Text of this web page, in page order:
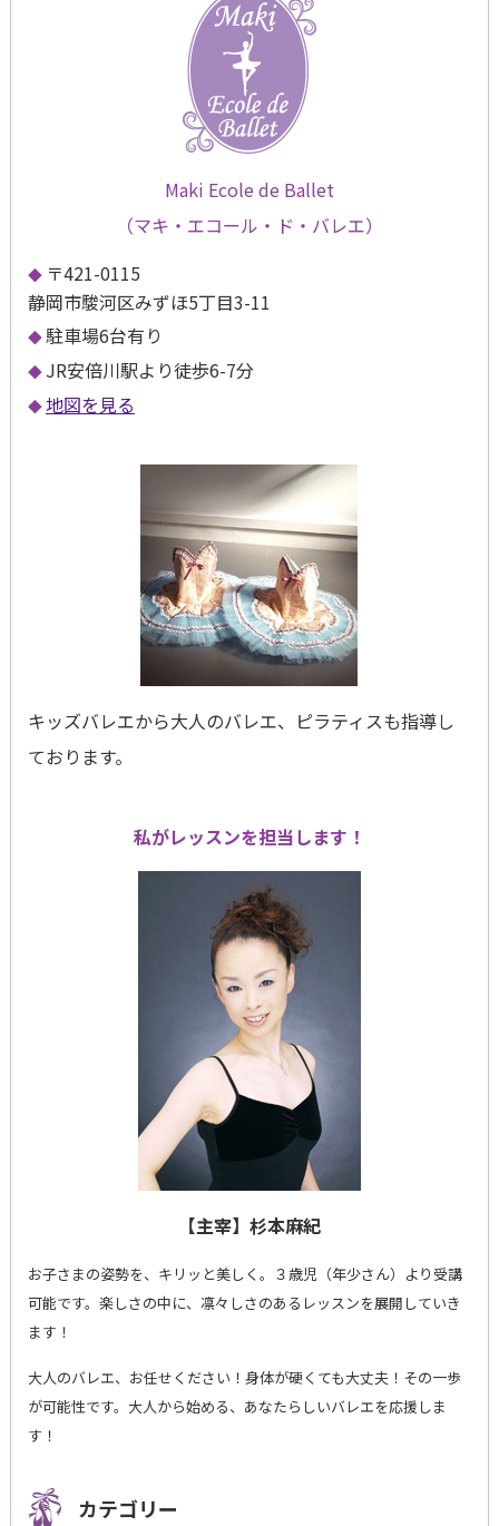
Maki Ecole de Ballet
（マキ・エコール・ド・バレエ）
〒421-0115
静岡市駿河区みずほ5丁目3-11
駐車場6台有り
JR安倍川駅より徒歩6-7分
地図を見る
キッズバレエから大人のバレエ、ピラティスも指導し
ております。
私がレッスンを担当します！
【主宰】杉本麻紀
お子さまの姿勢を、キリッと美しく。３歳児（年少さん）より受講
可能です。楽しさの中に、凛々しさのあるレッスンを展開していき
ます！
大人のバレエ、お任せください！身体が硬くても大丈夫！その一歩
が可能性です。大人から始める、あなたらしいバレエを応援しま
す！
カテゴリー